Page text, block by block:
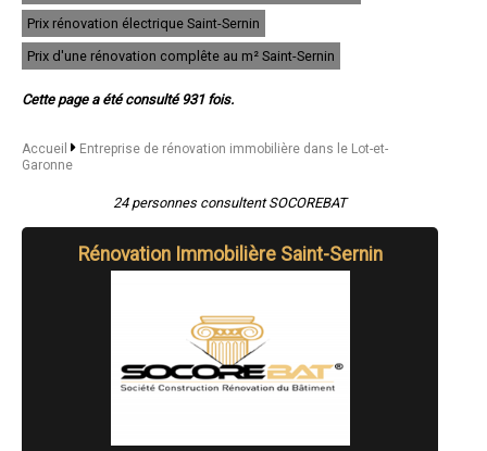
- Entreprise de rénovation immobilière à Sainte-Bazeille
- Entreprise de rénovation immobilière à Penne-d'Agenais
- Entreprise de rénovation immobilière à Clairac
- Entreprise de rénovation immobilière à Casseneuil
- Entreprise de rénovation immobilière à Monflanquin
- Entreprise de rénovation immobilière à Saint-Sylvestre-sur-Lot
- Entreprise de rénovation immobilière à Monsempron-Libos
- Entreprise de rénovation immobilière à Port-Sainte-Marie
- Entreprise de rénovation immobilière à Brax
- Entreprise de rénovation immobilière à Castelmoron-sur-Lot
- Entreprise de rénovation immobilière à Roquefort
- Entreprise de rénovation immobilière à Gontaud-de-Nogaret
- Entreprise de rénovation immobilière à Sainte-Colombe-en-Bruilhois
- Entreprise de rénovation immobilière à Barbaste
- Entreprise de rénovation immobilière à Mézin
Prix rénovation électrique Saint-Sernin
Prix d'une rénovation complête au m² Saint-Sernin
Cette page a été consulté 931 fois.
Accueil
Entreprise de rénovation immobilière dans le Lot-et-
Garonne
24 personnes consultent SOCOREBAT
Rénovation Immobilière Saint-Sernin